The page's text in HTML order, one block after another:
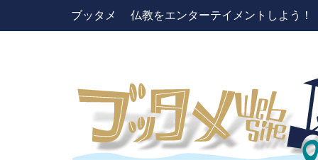
ブッタメ 仏教をエンターテイメントしよう